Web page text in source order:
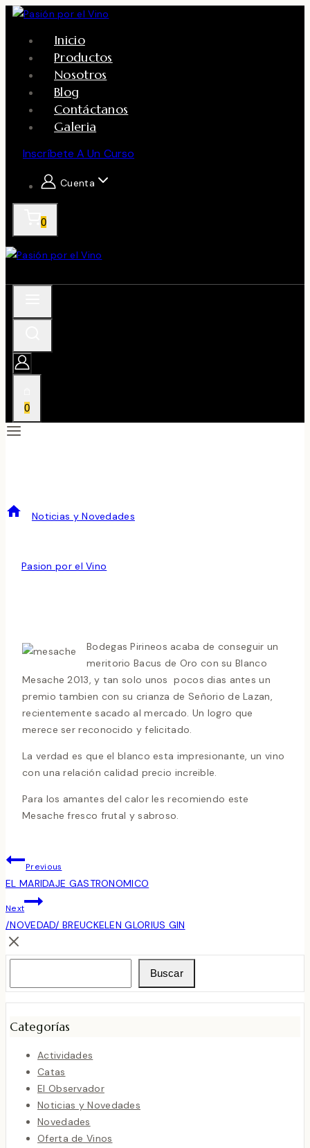
Skip
content
Inicio
Productos
Nosotros
Blog
Contáctanos
Galeria
Inscríbete A Un Curso
Cuenta
0
0
Noticias y Novedades
Pasion por el Vino
Bodegas Pirineos acaba de conseguir un
meritorio Bacus de Oro con su Blanco
Mesache 2013, y tan solo unos pocos dias antes un
premio tambien con su crianza de Señorio de Lazan,
recientemente sacado al mercado. Un logro que
merece ser reconocido y felicitado.
La verdad es que el blanco esta impresionante, un vino
con una relación calidad precio increible.
Para los amantes del calor les recomiendo este
Mesache fresco frutal y sabroso.
Navegación
De
Entradas
Previous
EL MARIDAJE GASTRONOMICO
Next
/NOVEDAD/ BREUCKELEN GLORIUS GIN
Buscar
Categorías
Actividades
Catas
El Observador
Noticias y Novedades
Novedades
Oferta de Vinos